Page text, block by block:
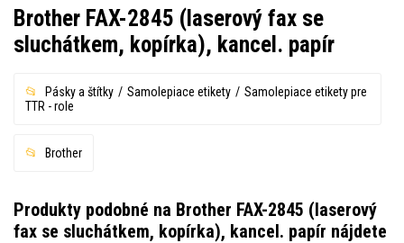
Brother FAX-2845 (laserový fax se
sluchátkem, kopírka), kancel. papír
Pásky a štítky Samolepiace etikety
Samolepiace etikety pre
TTR - role
Brother
Produkty podobné na Brother FAX-2845 (laserový
fax se sluchátkem, kopírka), kancel. papír nájdete